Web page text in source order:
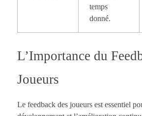
temps
donné.
L’Importance du
Joueurs
Le feedback des joueurs est essentiel